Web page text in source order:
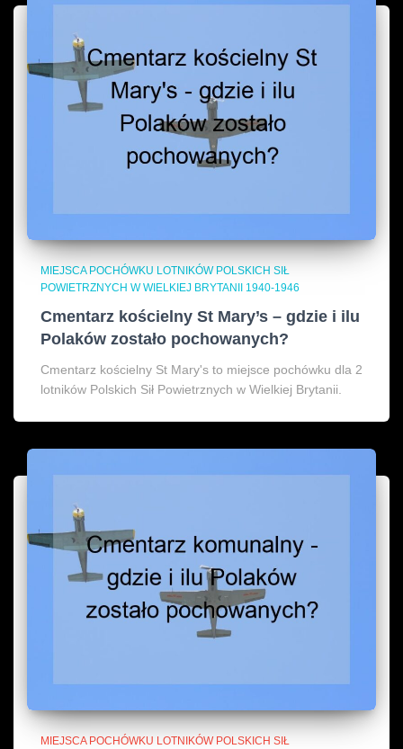
MIEJSCA POCHÓWKU LOTNIKÓW POLSKICH SIŁ
POWIETRZNYCH W WIELKIEJ BRYTANII 1940-1946
Cmentarz kościelny St Mary’s – gdzie i ilu
Polaków zostało pochowanych?
Cmentarz kościelny St Mary's to miejsce pochówku dla 2
lotników Polskich Sił Powietrznych w Wielkiej Brytanii.
MIEJSCA POCHÓWKU LOTNIKÓW POLSKICH SIŁ